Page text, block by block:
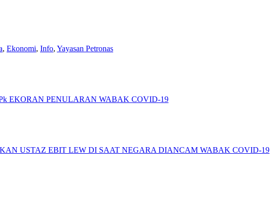
, Ekonomi, Info, Yayasan Petronas
EKORAN PENULARAN WABAK COVID-19
USTAZ EBIT LEW DI SAAT NEGARA DIANCAM WABAK COVID-19